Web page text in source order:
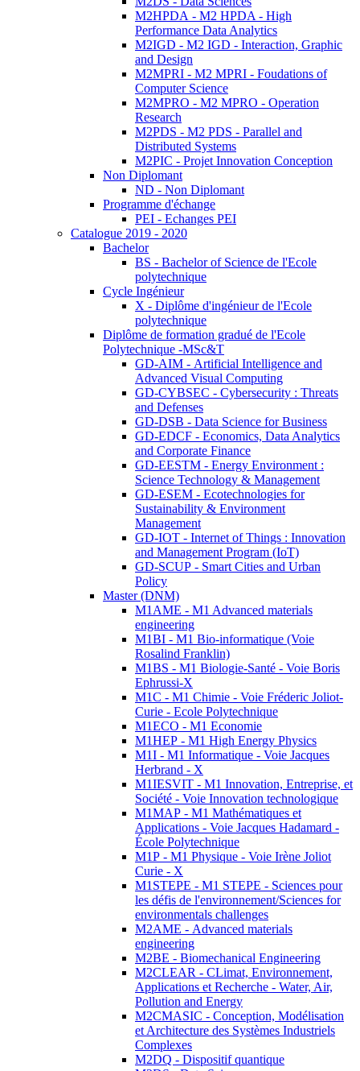
M2HPDA - M2 HPDA - High
Performance Data Analytics
M2IGD - M2 IGD - Interaction, Graphic
and Design
M2MPRI - M2 MPRI - Foudations of
Computer Science
M2MPRO - M2 MPRO - Operation
Research
M2PDS - M2 PDS - Parallel and
Distributed Systems
M2PIC - Projet Innovation Conception
Non Diplomant
ND - Non Diplomant
Programme d'échange
PEI - Echanges PEI
Catalogue 2019 - 2020
Bachelor
BS - Bachelor of Science de l'Ecole
polytechnique
Cycle Ingénieur
X - Diplôme d'ingénieur de l'Ecole
polytechnique
Diplôme de formation gradué de l'Ecole
Polytechnique -MSc&T
GD-AIM - Artificial Intelligence and
Advanced Visual Computing
GD-CYBSEC - Cybersecurity : Threats
and Defenses
GD-DSB - Data Science for Business
GD-EDCF - Economics, Data Analytics
and Corporate Finance
GD-EESTM - Energy Environment :
Science Technology & Management
GD-ESEM - Ecotechnologies for
Sustainability & Environment
Management
GD-IOT - Internet of Things : Innovation
and Management Program (IoT)
GD-SCUP - Smart Cities and Urban
Policy
Master (DNM)
M1AME - M1 Advanced materials
engineering
M1BI - M1 Bio-informatique (Voie
Rosalind Franklin)
M1BS - M1 Biologie-Santé - Voie Boris
Ephrussi-X
M1C - M1 Chimie - Voie Fréderic Joliot-
Curie - Ecole Polytechnique
M1ECO - M1 Economie
M1HEP - M1 High Energy Physics
M1I - M1 Informatique - Voie Jacques
Herbrand - X
M1IESVIT - M1 Innovation, Entreprise, et
Société - Voie Innovation technologique
M1MAP - M1 Mathématiques et
Applications - Voie Jacques Hadamard -
École Polytechnique
M1P - M1 Physique - Voie Irène Joliot
Curie - X
M1STEPE - M1 STEPE - Sciences pour
les défis de l'environnement/Sciences for
environmentals challenges
M2AME - Advanced materials
engineering
M2BE - Biomechanical Engineering
M2CLEAR - CLimat, Environnement,
Applications et Recherche - Water, Air,
Pollution and Energy
M2CMASIC - Conception, Modélisation
et Architecture des Systèmes Industriels
Complexes
M2DQ - Dispositif quantique